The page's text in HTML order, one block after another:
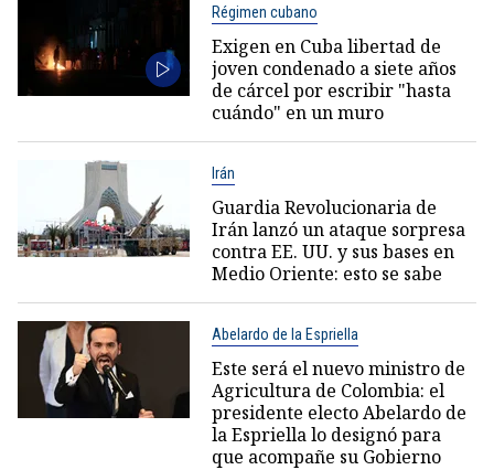
Régimen cubano
Exigen en Cuba libertad de
joven condenado a siete años
de cárcel por escribir "hasta
cuándo" en un muro
Irán
Guardia Revolucionaria de
Irán lanzó un ataque sorpresa
contra EE. UU. y sus bases en
Medio Oriente: esto se sabe
Abelardo de la Espriella
Este será el nuevo ministro de
Agricultura de Colombia: el
presidente electo Abelardo de
la Espriella lo designó para
que acompañe su Gobierno